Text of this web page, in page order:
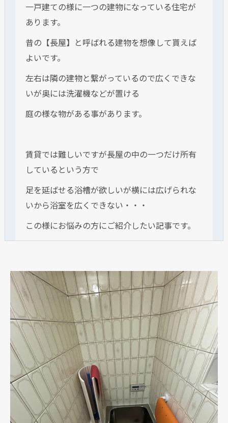
一戸建ての様に一つの建物になっている住宅が
あります。
昔の【長屋】と呼ばれる建物を想像して貰えば
よいです。
左右は隣の建物と繋がっているので広くできな
いが奥には洗濯機などが置ける
庭の様な物がある事があります。
賃貸では難しいですが長屋の中の一つだけ所有
しているという方で
足を延ばせる浴槽が欲しいが横には広げられな
いから浴室を広くできない・・・
この様にお悩みの方にご紹介したい記事です。